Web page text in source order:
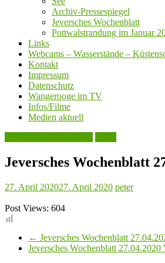
Archiv-Pressespiegel
Jeversches Wochenblatt
Pottwalstrandung im Januar
Links
Webcams – Wasserstände –
Kontakt
Impressum
Datenschutz
Wangerooge im TV
Infos/Filme
Medien aktuell
Jeversches Wochenblatt
27. April 202027. April 2020 peter
Post Views: 604
← Jeversches Wochenblatt
Jeversches Wochenblatt 27.04.2020